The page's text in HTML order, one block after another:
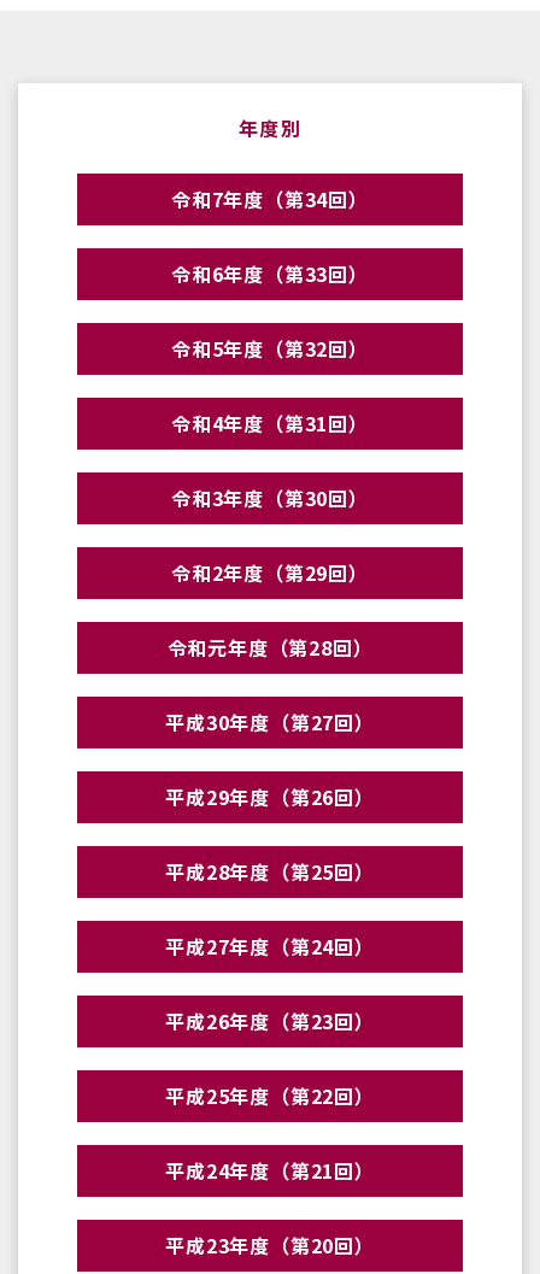
年度別
令和7年度（第34回）
令和6年度（第33回）
令和5年度（第32回）
令和4年度（第31回）
令和3年度（第30回）
令和2年度（第29回）
令和元年度（第28回）
平成30年度（第27回）
平成29年度（第26回）
平成28年度（第25回）
平成27年度（第24回）
平成26年度（第23回）
平成25年度（第22回）
平成24年度（第21回）
平成23年度（第20回）